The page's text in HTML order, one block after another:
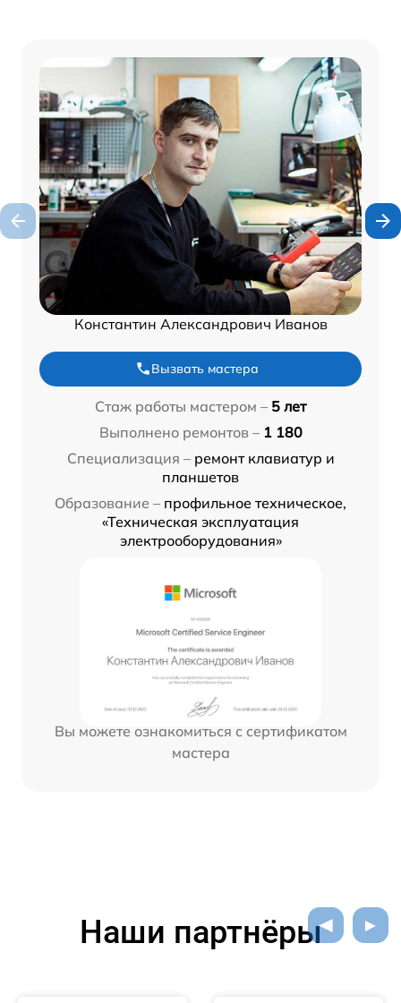
Константин Александрович Иванов
Вызвать мастера
Стаж работы мастером – 5 лет
Выполнено ремонтов – 1 180
Специализация – ремонт клавиатур и
планшетов
Образование – профильное техническое,
«Техническая эксплуатация
электрооборудования»
Вы можете ознакомиться с сертификатом
мастера
Наши партнёры